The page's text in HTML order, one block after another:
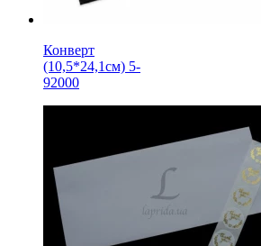
Конверт
(10,5*24,1см) 5-
92000